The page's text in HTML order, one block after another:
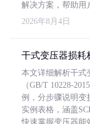
解决方案，帮助用
2026年8月4日
干式变压器损耗
本文详细解析干式
（GB/T 10228-
例，分步骤说明变
实例表格，涵盖
快速掌握变压器能